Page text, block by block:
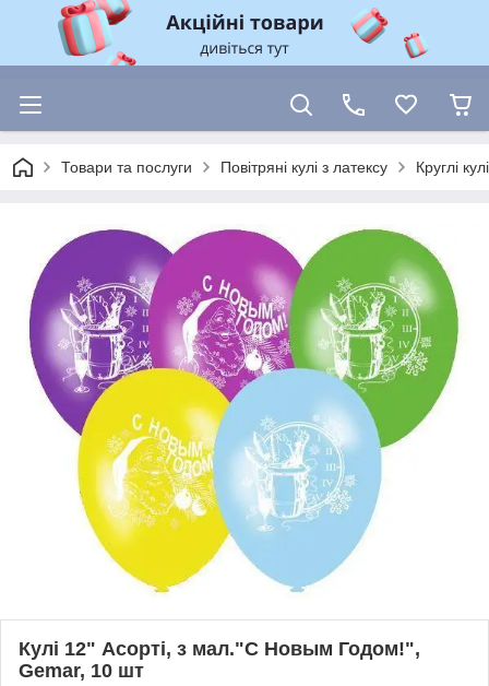
Товари та послуги Повітряні кулі з латексу Круглі
Кулі 12" Асорті, з мал."С Новым Годом!",
Gemar, 10 шт